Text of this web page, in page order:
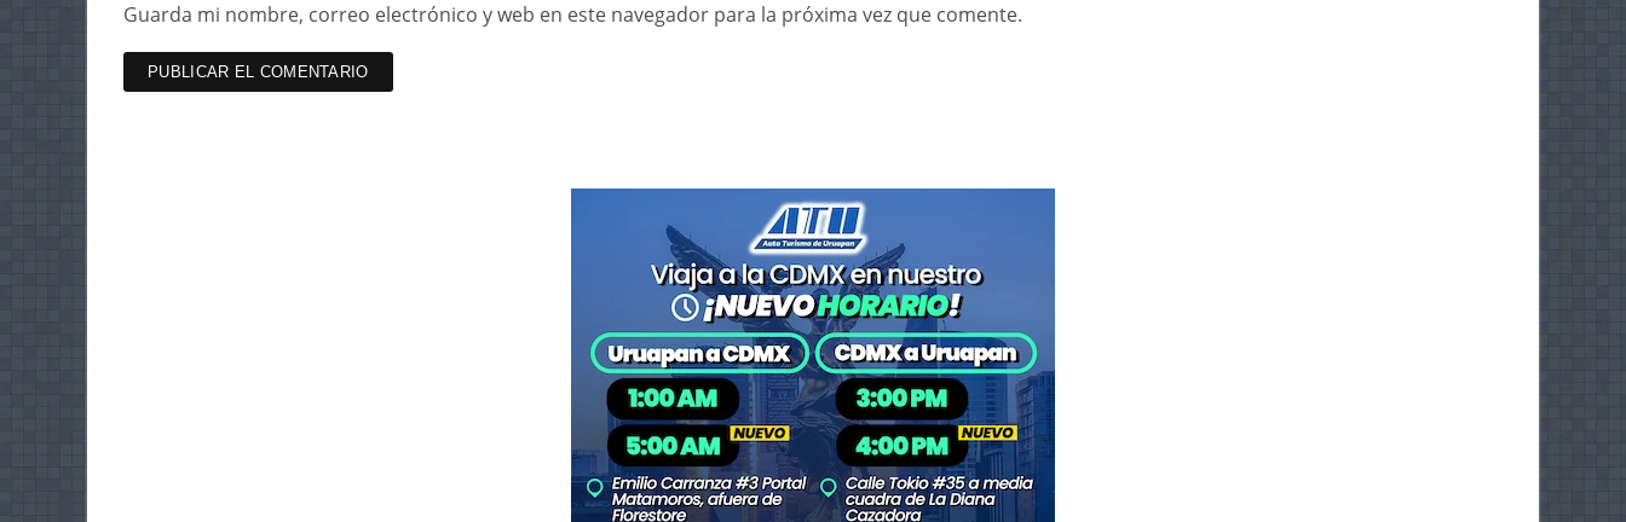
Guarda mi nombre, correo electrónico y web en este navegador para la próxima vez que comente.